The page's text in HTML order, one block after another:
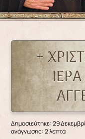
+
Δημοσιεύτηκε: 29
ανάγνωσης: 2 λεπτά